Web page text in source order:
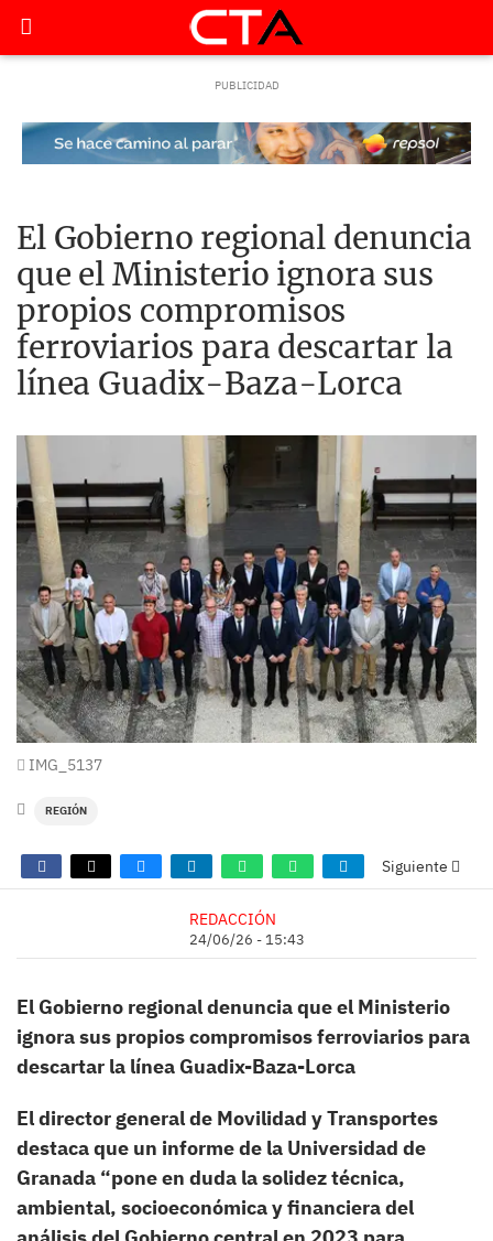
El Gobierno regional denuncia
que el Ministerio ignora sus
propios compromisos
ferroviarios para descartar la
línea Guadix-Baza-Lorca
IMG_5137
REGIÓN
Siguiente
REDACCIÓN
24/06/26 - 15:43
El Gobierno regional denuncia que el Ministerio
ignora sus propios compromisos ferroviarios para
descartar la línea Guadix-Baza-Lorca
El director general de Movilidad y Transportes
destaca que un informe de la Universidad de
Granada “pone en duda la solidez técnica,
ambiental, socioeconómica y financiera del